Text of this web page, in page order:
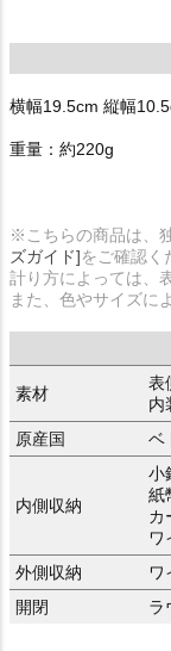
横幅19.5cm 縦幅
重量：約220g
※こちらの商品は、
ズガイド]をご確認く
計り方によっては、
また、色やサイズに
素材
表
内
原産国
ベ
内側収納
小
紙
カ
ワ
外側収納
ワ
開閉
ラ